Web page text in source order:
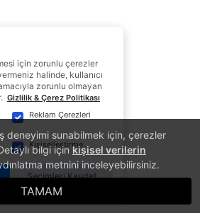
deneyimi sunabilmek için, çerezler
bilgi içinkişisel verilerin
metnini inceleyebilirsiniz.
TAMAM
için zorunlu çerezler
halinde, kullanıcı
zorunlu olmayan
Gizlilik & Çerez Politikası
Reklam Çerezleri
Kişiselleştirme
Seçimleri Kaydet